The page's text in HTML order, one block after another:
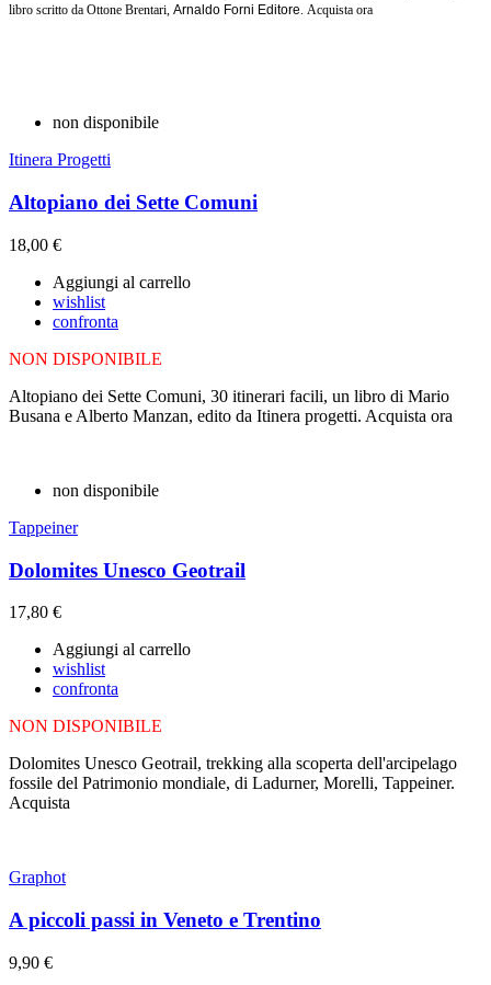
libro scritto da Ottone Brentari, Arnaldo Forni Editore. Acquista ora
non disponibile
Itinera Progetti
Altopiano dei Sette Comuni
18,00 €
Aggiungi al carrello
wishlist
confronta
NON DISPONIBILE
Altopiano dei Sette Comuni, 30 itinerari facili, un libro di Mario
Busana e Alberto Manzan, edito da Itinera progetti. Acquista ora
non disponibile
Tappeiner
Dolomites Unesco Geotrail
17,80 €
Aggiungi al carrello
wishlist
confronta
NON DISPONIBILE
Dolomites Unesco Geotrail, trekking alla scoperta dell'arcipelago
fossile del Patrimonio mondiale, di Ladurner, Morelli, Tappeiner.
Acquista
Graphot
A piccoli passi in Veneto e Trentino
9,90 €